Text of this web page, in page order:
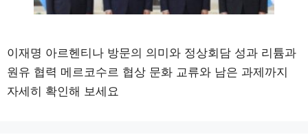
이재명 아르헨티나 방문의 의미와 정상회담 성과 리튬과
원유 협력 메르코수르 협상 문화 교류와 남은 과제까지
자세히 확인해 보세요